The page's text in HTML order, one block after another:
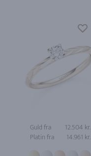
Guld fra
12.504 kr.
Platin fra
14.961 kr.